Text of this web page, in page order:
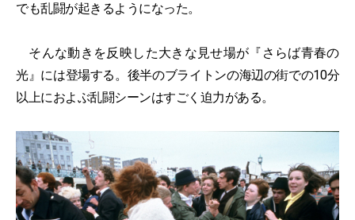
でも乱闘が起きるようになった。
そんな動きを反映した大きな見せ場が『さらば青春の
光』には登場する。後半のブライトンの海辺の街での10分
以上におよぶ乱闘シーンはすごく迫力がある。